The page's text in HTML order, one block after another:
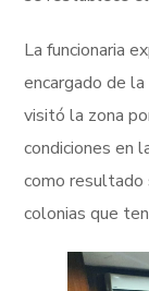
La funcionaria
encargado de
visitó la zona
condiciones en
como
colonias que